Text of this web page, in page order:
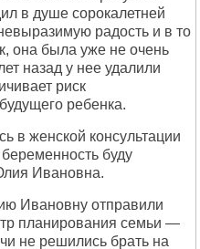
в душе сорокалетней
радость и в то
она была уже не очень
назад у нее удалили
риск
ребенка.
в женской консультации
буду
Ивановна.
Ивановну отправили
планирования семьи —
не решились брать на